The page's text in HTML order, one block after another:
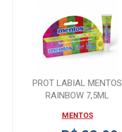
PROT LABIAL MENTOS
RAINBOW 7,5ML
MENTOS